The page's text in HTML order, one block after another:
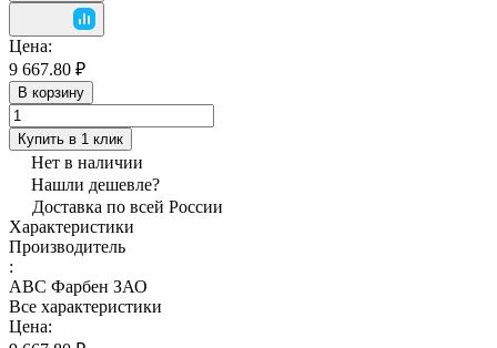
Цена:
9 667.80 ₽
В корзину
Купить в 1 клик
Нет в наличии
Нашли дешевле?
Доставка по всей России
Характеристики
Производитель
:
АВС Фарбен ЗАО
Все характеристики
Цена: